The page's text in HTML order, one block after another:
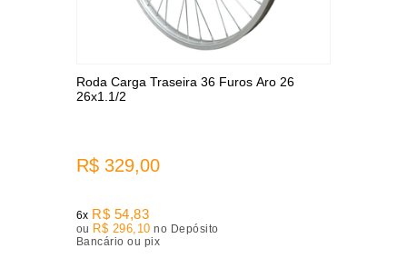
Roda Carga Traseira 36 Furos Aro 26
26x1.1/2
R$ 329,00
6x R$ 54,83
ou R$ 296,10 no Depósito
Bancário ou pix